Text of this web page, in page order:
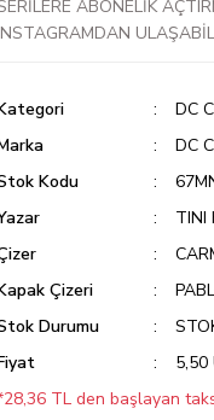
ABONELİK
DC
DC
Kodu
TINI
Çizeri
Durumu
5,50
TL den başlayan